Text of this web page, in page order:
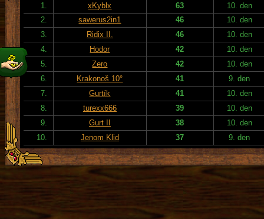
1.
xKyblx 63
10. den
2.
sawerus2in1 46
10. den
3.
Ridix II. 46
10. den
4.
Hodor 42
10. den
5.
Zero 42
10. den
6.
Krakonoš 10° 41
9. den
7.
Gurtík 41
10. den
8.
turexx666 39
10. den
9.
Gurt II 38
10. den
10.
Jenom Klid 37 9. den